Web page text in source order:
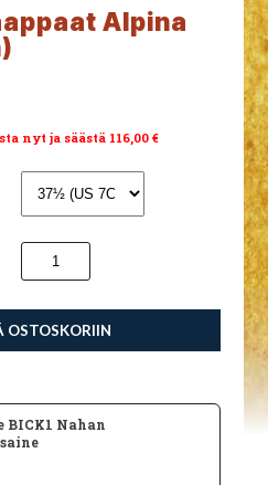
Alpina
nyt ja säästä 116,00 €
OSTOSKORIIN
BICK1 Nahan